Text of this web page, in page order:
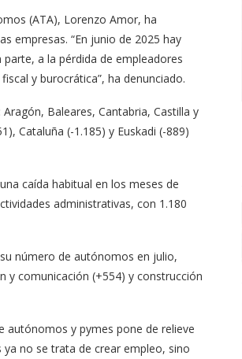
(ATA), Lorenzo Amor, ha
empresas. “En junio de 2025 hay
a la pérdida de empleadores
y burocrática”, ha denunciado.
Baleares, Cantabria, Castilla y
Cataluña (-1.185) y Euskadi (-889)
caída habitual en los meses de
administrativas, con 1.180
número de autónomos en julio,
y comunicación (+554) y construcción
autónomos y pymes pone de relieve
no se trata de crear empleo, sino